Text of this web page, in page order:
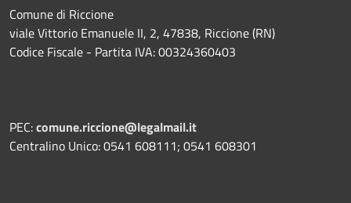
Comune di Riccione
viale Vittorio Emanuele II, 2, 47838, Riccione (RN)
Codice Fiscale - Partita IVA: 00324360403
PEC:comune.riccione@legalmail.it
Centralino Unico: 0541 608111; 0541 608301